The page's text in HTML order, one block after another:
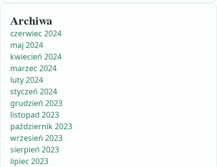
Archiwa
czerwiec 2024
maj 2024
kwiecień 2024
marzec 2024
luty 2024
styczeń 2024
grudzień 2023
listopad 2023
październik 2023
wrzesień 2023
sierpień 2023
lipiec 2023